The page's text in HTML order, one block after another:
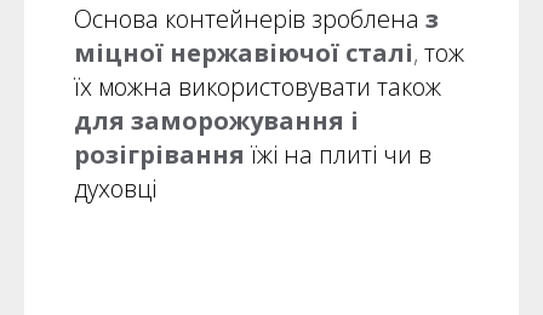
Основа контейнерів зроблена з
міцної нержавіючої сталі, тож
їх можна використовувати також
для заморожування і
розігрівання їжі на плиті чи в
духовці